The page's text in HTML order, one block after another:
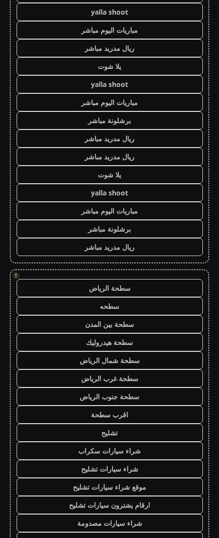
yalla shoot
مباريات اليوم مباشر
ريال مدريد مباشر
يلا شوت
yalla shoot
مباريات اليوم مباشر
برشلونة مباشر
ريال مدريد مباشر
ريال مدريد مباشر
يلا شوت
yalla shoot
مباريات اليوم مباشر
برشلونة مباشر
ريال مدريد مباشر
!
سطحة الرياض
سطحه
سطحة بين المدن
سطحة هيدروليك
سطحة شمال الرياض
سطحة غرب الرياض
سطحة جنوب الرياض
اقرب سطحة
تشليح
شراء سيارات سكراب
شراء سيارات تشليح
موقع شراء سيارات تشليح
ارقام يشترون سيارات تشليح
شراء سيارات مصدومة